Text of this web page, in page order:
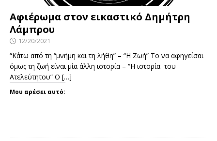
Αφιέρωμα στον εικαστικό Δημήτρη
Λάμπρου
12/20/2021
“Κάτω από τη “μνήμη και τη λήθη” – “Η Ζωή” Το να αφηγείσαι
όμως τη ζωή είναι μία άλλη ιστορία – “Η ιστορία του
Ατελεύτητου” Ο […]
Μου αρέσει αυτό: